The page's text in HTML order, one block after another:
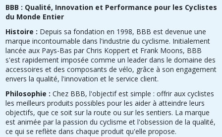
BBB : Qualité, Innovation et Performance pour les Cyclistes
du Monde Entier
Histoire : Depuis sa fondation en 1998, BBB est devenue une
marque incontournable dans l'industrie du cyclisme. Initialement
lancée aux Pays-Bas par Chris Koppert et Frank Moons, BBB
s'est rapidement imposée comme un leader dans le domaine des
accessoires et des composants de vélo, grâce à son engagement
envers la qualité, l'innovation et le service client.
Philosophie : Chez BBB, l'objectif est simple : offrir aux cyclistes
les meilleurs produits possibles pour les aider à atteindre leurs
objectifs, que ce soit sur la route ou sur les sentiers. La marque
est animée par la passion du cyclisme et l'obsession de la qualité,
ce qui se reflète dans chaque produit qu'elle propose.